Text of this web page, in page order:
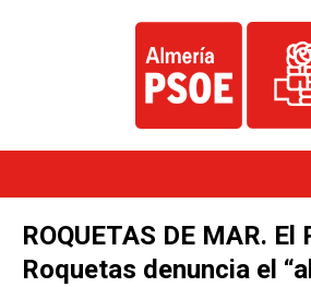
ROQUETAS DE MAR. El
Roquetas denuncia el